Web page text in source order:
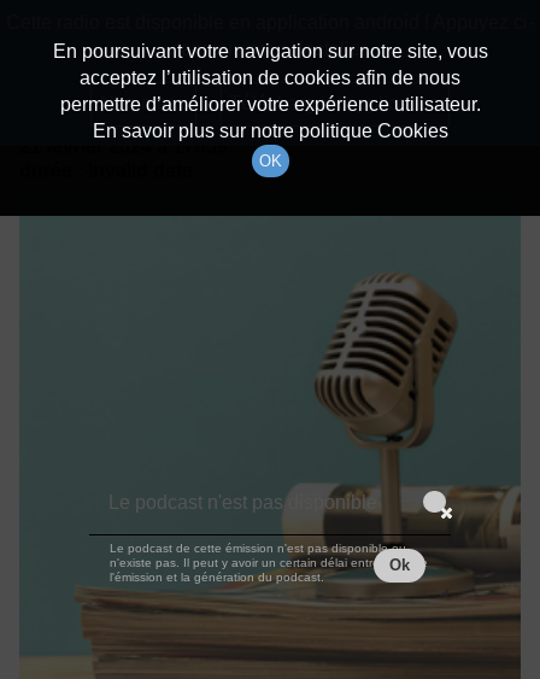
Détails De L'épisode
à 17h59
En poursuivant votre navigation sur notre site, vous
acceptez l’utilisation de cookies afin de nous
permettre d’améliorer votre expérience utilisateur.
En savoir plus sur notre politique Cookies
OK
dessous pour l'installer.
Non merci Télécharger l'application
Le podcast n'est pas disponible
Le podcast de cette émission n'est pas disponible ou
n'existe pas. Il peut y avoir un certain délai entre la fin de
l'émission et la génération du podcast.
Ok